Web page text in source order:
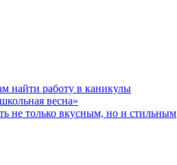
найти работу в каникулы
весна»
не только вкусным, но и стильным